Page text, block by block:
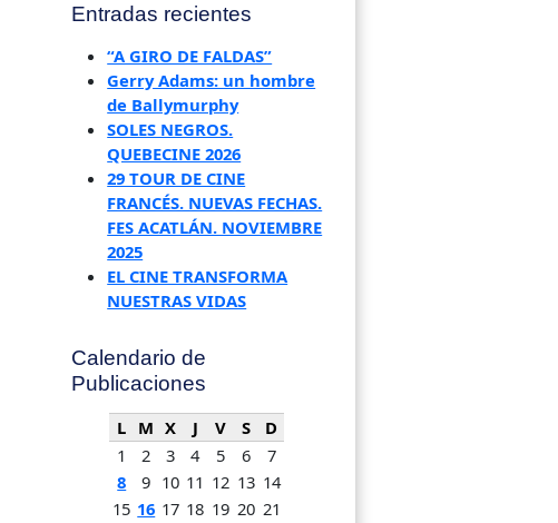
Entradas recientes
“A GIRO DE FALDAS”
Gerry Adams: un hombre
de Ballymurphy
SOLES NEGROS.
QUEBECINE 2026
29 TOUR DE CINE
FRANCÉS. NUEVAS FECHAS.
FES ACATLÁN. NOVIEMBRE
2025
EL CINE TRANSFORMA
NUESTRAS VIDAS
Calendario de
Publicaciones
L M X J V S
D
1
2 3 4 5 6
7
8
9 10 11 12 13 14
15 16 17 18 19 20 21